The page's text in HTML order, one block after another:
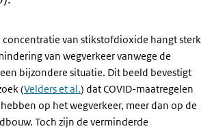
concentratie van stikstofdioxide hangt sterk
van wegverkeer vanwege de
bijzondere situatie. Dit beeld bevestigt
(Velders et al.) dat COVID-maatregelen
op het wegverkeer, meer dan op de
Toch zijn de verminderde